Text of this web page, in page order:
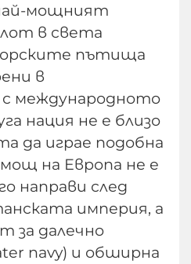
мощният
в света
пътища
в
международното
нация не е близо
да играе подобна
на Европа не е
направи след
империя, а
за далечно
navy) и обширна